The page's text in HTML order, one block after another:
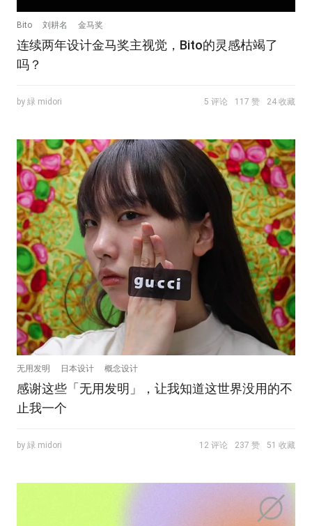
Bito 刘耕名 金马奖
连续两年设计金马奖主视觉，Bito的灵感枯竭了
吗？
by 緑 midori 5 评论 117 赞 24 收藏
无用发明 日本设计 概念设计
感谢这些「无用发明」，让我知道这世界没用的不
止我一个
by 緑 midori 12 评论 237 赞 51 收藏